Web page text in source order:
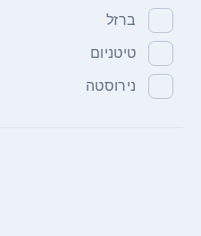
ברזל
טיטניום
נירוסטה